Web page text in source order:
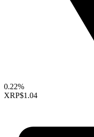
0.22%
XRP$1.04